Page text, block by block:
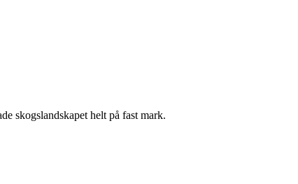
skogslandskapet helt på fast mark.